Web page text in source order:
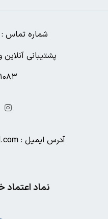
شماره تماس : ۶۵۸۳۱۲۴۶-
پشتیبانی آنلاین
آدرس ایمیل : Digibookshahr@gmail.com
نماد اعتماد